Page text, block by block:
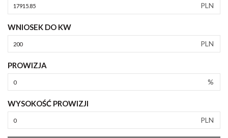
PLN
WNIOSEK DO KW
PLN
PROWIZJA
%
WYSOKOŚĆ PROWIZJI
PLN